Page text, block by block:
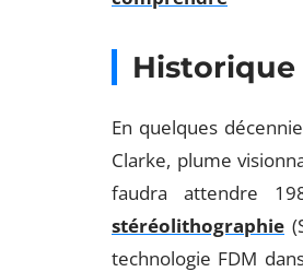
Historique
En quelques
Clarke, plume
faudra attendre
stéréolithographie
technologie FDM